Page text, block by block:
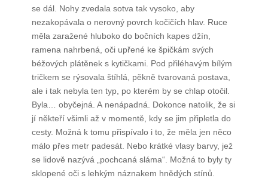
se dál. Nohy zvedala sotva tak vysoko, aby
nezakopávala o nerovný povrch kočičích hlav. Ruce
měla zaražené hluboko do bočních kapes džín,
ramena nahrbená, oči upřené ke špičkám svých
béžových plátěnek s kytičkami. Pod přiléhavým bílým
tričkem se rýsovala štíhlá, pěkně tvarovaná postava,
ale i tak nebyla ten typ, po kterém by se chlap otočil.
Byla… obyčejná. A nenápadná. Dokonce natolik, že si
jí někteří všimli až v momentě, kdy se jim připletla do
cesty. Možná k tomu přispívalo i to, že měla jen něco
málo přes metr padesát. Nebo krátké vlasy barvy, jež
se lidově nazývá „pochcaná sláma“. Možná to byly ty
sklopené oči s lehkým náznakem hnědých stínů.